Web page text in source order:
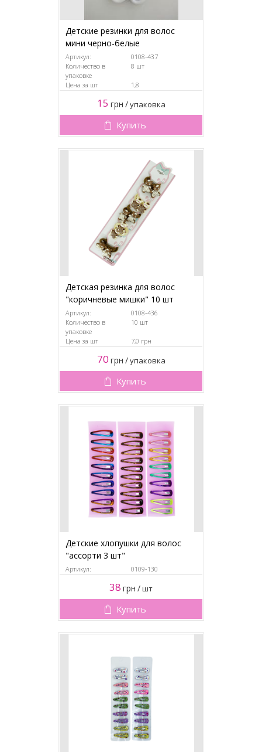
Детские резинки для волос
мини черно-белые
Артикул:
0108-437
Количество в
упаковке
8 шт
Цена за шт 1,8
15 грн /упаковка
Купить
Детская резинка для волос
"коричневые мишки" 10 шт
Артикул:
0108-436
Количество в
упаковке
10 шт
Цена за шт 7,0 грн
70 грн /упаковка
Купить
Детские хлопушки для волос
"ассорти 3 шт"
Артикул: 0109-130
38 грн /шт
Купить